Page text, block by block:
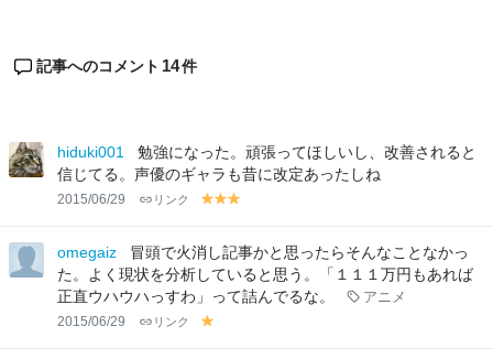
記事へのコメント 14件
hiduki001
勉強になった。頑張ってほしいし、改善されると
信じてる。声優のギャラも昔に改定あったしね
2015/06/29 リンク
y
lo
y
lo
w
lo
w
omegaiz
冒頭で火消し記事かと思ったらそんなことなかっ
た。よく現状を分析していると思う。「１１１万円もあれば
正直ウハウハっすわ」って詰んでるな。
アニメ
2015/06/29 リンク